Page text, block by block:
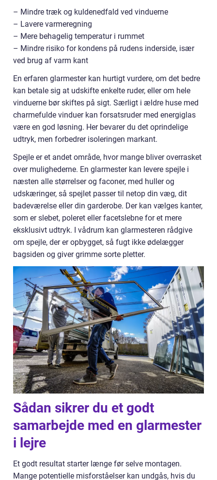
– Mindre træk og kuldenedfald ved vinduerne
– Lavere varmeregning
– Mere behagelig temperatur i rummet
– Mindre risiko for kondens på rudens inderside, især
ved brug af varm kant
En erfaren glarmester kan hurtigt vurdere, om det bedre
kan betale sig at udskifte enkelte ruder, eller om hele
vinduerne bør skiftes på sigt. Særligt i ældre huse med
charmefulde vinduer kan forsatsruder med energiglas
være en god løsning. Her bevarer du det oprindelige
udtryk, men forbedrer isoleringen markant.
Spejle er et andet område, hvor mange bliver overrasket
over mulighederne. En glarmester kan levere spejle i
næsten alle størrelser og faconer, med huller og
udskæringer, så spejlet passer til netop din væg, dit
badeværelse eller din garderobe. Der kan vælges kanter,
som er slebet, poleret eller facetslebne for et mere
eksklusivt udtryk. I vådrum kan glarmesteren rådgive
om spejle, der er opbygget, så fugt ikke ødelægger
bagsiden og giver grimme sorte pletter.
Sådan sikrer du et godt
samarbejde med en glarmester
i lejre
Et godt resultat starter længe før selve montagen.
Mange potentielle misforståelser kan undgås, hvis du